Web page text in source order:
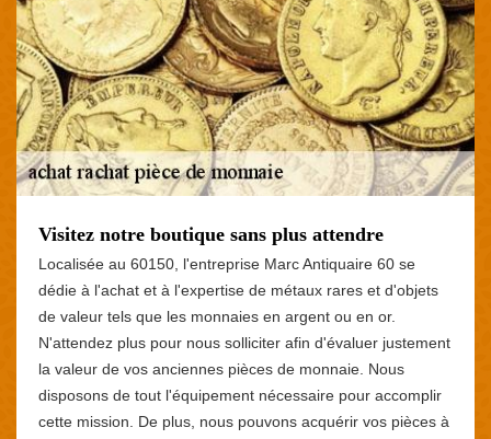
Visitez notre boutique sans plus attendre
Localisée au 60150, l'entreprise Marc Antiquaire 60 se
dédie à l'achat et à l'expertise de métaux rares et d'objets
de valeur tels que les monnaies en argent ou en or.
N'attendez plus pour nous solliciter afin d'évaluer justement
la valeur de vos anciennes pièces de monnaie. Nous
disposons de tout l'équipement nécessaire pour accomplir
cette mission. De plus, nous pouvons acquérir vos pièces à